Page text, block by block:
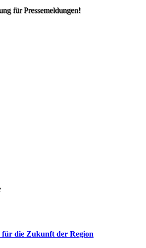
für Pressemeldungen!
für die Zukunft der Region